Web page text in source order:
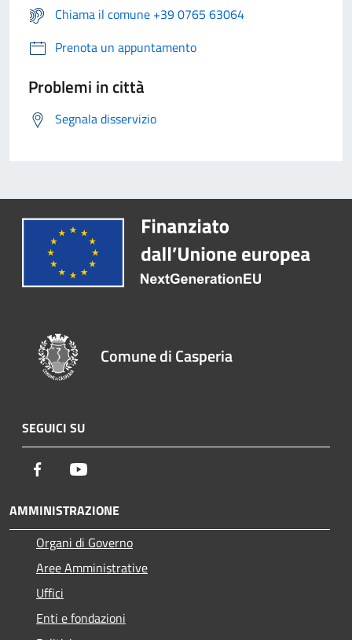
Chiama il comune +39 0765 63064
Prenota un appuntamento
Problemi in città
Segnala disservizio
Comune di Casperia
SEGUICI SU
Facebook
AMMINISTRAZIONE
Organi di Governo
Aree Amministrative
Uffici
Enti e fondazioni